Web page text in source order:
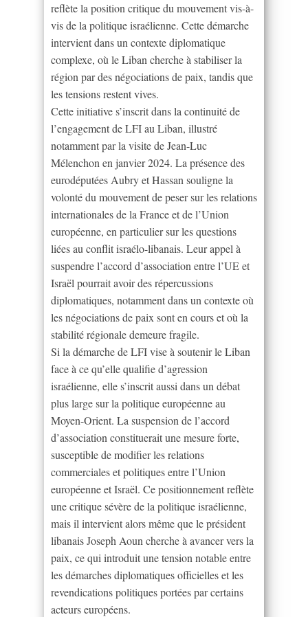
reflète la position critique du mouvement vis-à-
vis de la politique israélienne. Cette démarche
intervient dans un contexte diplomatique
complexe, où le Liban cherche à stabiliser la
région par des négociations de paix, tandis que
les tensions restent vives.
Cette initiative s’inscrit dans la continuité de
l’engagement de LFI au Liban, illustré
notamment par la visite de Jean-Luc
Mélenchon en janvier 2024. La présence des
eurodéputées Aubry et Hassan souligne la
volonté du mouvement de peser sur les relations
internationales de la France et de l’Union
européenne, en particulier sur les questions
liées au conflit israélo-libanais. Leur appel à
suspendre l’accord d’association entre l’UE et
Israël pourrait avoir des répercussions
diplomatiques, notamment dans un contexte où
les négociations de paix sont en cours et où la
stabilité régionale demeure fragile.
Si la démarche de LFI vise à soutenir le Liban
face à ce qu’elle qualifie d’agression
israélienne, elle s’inscrit aussi dans un débat
plus large sur la politique européenne au
Moyen-Orient. La suspension de l’accord
d’association constituerait une mesure forte,
susceptible de modifier les relations
commerciales et politiques entre l’Union
européenne et Israël. Ce positionnement reflète
une critique sévère de la politique israélienne,
mais il intervient alors même que le président
libanais Joseph Aoun cherche à avancer vers la
paix, ce qui introduit une tension notable entre
les démarches diplomatiques officielles et les
revendications politiques portées par certains
acteurs européens.